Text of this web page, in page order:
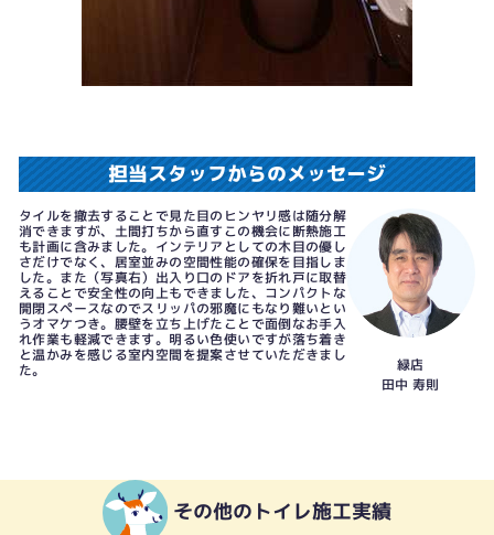
担当スタッフからのメッセージ
タイルを撤去することで見た目のヒンヤリ感は随分解
消できますが、土間打ちから直すこの機会に断熱施工
も計画に含みました。インテリアとしての木目の優し
さだけでなく、居室並みの空間性能の確保を目指しま
した。また（写真右）出入り口のドアを折れ戸に取替
えることで安全性の向上もできました、コンパクトな
開閉スペースなのでスリッパの邪魔にもなり難いとい
うオマケつき。腰壁を立ち上げたことで面倒なお手入
れ作業も軽減できます。明るい色使いですが落ち着き
と温かみを感じる室内空間を提案させていただきまし
た。
緑店
田中 寿則
その他のトイレ施工実績